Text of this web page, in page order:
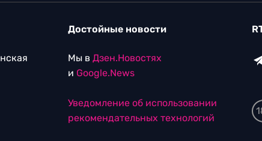
Достойные новости
Мы в Дзен.Новостях
и Google.News
Уведомление об использовании
рекомендательных технологий